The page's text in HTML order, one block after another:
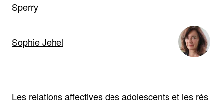
Sperry
Sophie Jehel
Les relations affectives des adolescents et les rés